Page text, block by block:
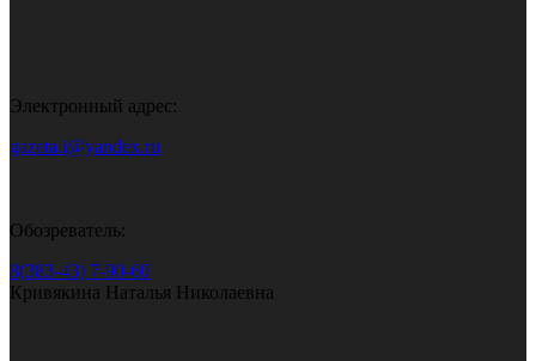
Электронный адрес:
gazeta.i@yandex.ru
Обозреватель:
8(383-43) 7-90-60
Кривякина Наталья Николаевна